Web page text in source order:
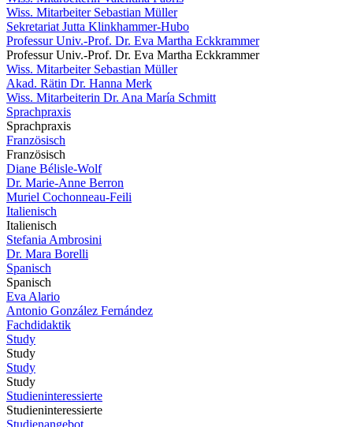
Wiss. Mitarbeiter Sebastian Müller
Sekretariat Jutta Klinkhammer-Hubo
Professur Univ.-Prof. Dr. Eva Martha Eckkrammer
Professur Univ.-Prof. Dr. Eva Martha Eckkrammer
Wiss. Mitarbeiter Sebastian Müller
Akad. Rätin Dr. Hanna Merk
Wiss. Mitarbeiterin Dr. Ana María Schmitt
Sprachpraxis
Sprachpraxis
Französisch
Französisch
Diane Bélisle-Wolf
Dr. Marie-Anne Berron
Muriel Cochonneau-Feili
Italienisch
Italienisch
Stefania Ambrosini
Dr. Mara Borelli
Spanisch
Spanisch
Eva Alario
Antonio González Fernández
Fachdidaktik
Study
Study
Study
Study
Studieninteressierte
Studieninteressierte
Studienangebot